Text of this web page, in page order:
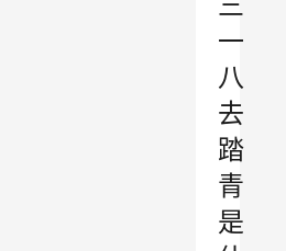
一
八
去
踏
青
是